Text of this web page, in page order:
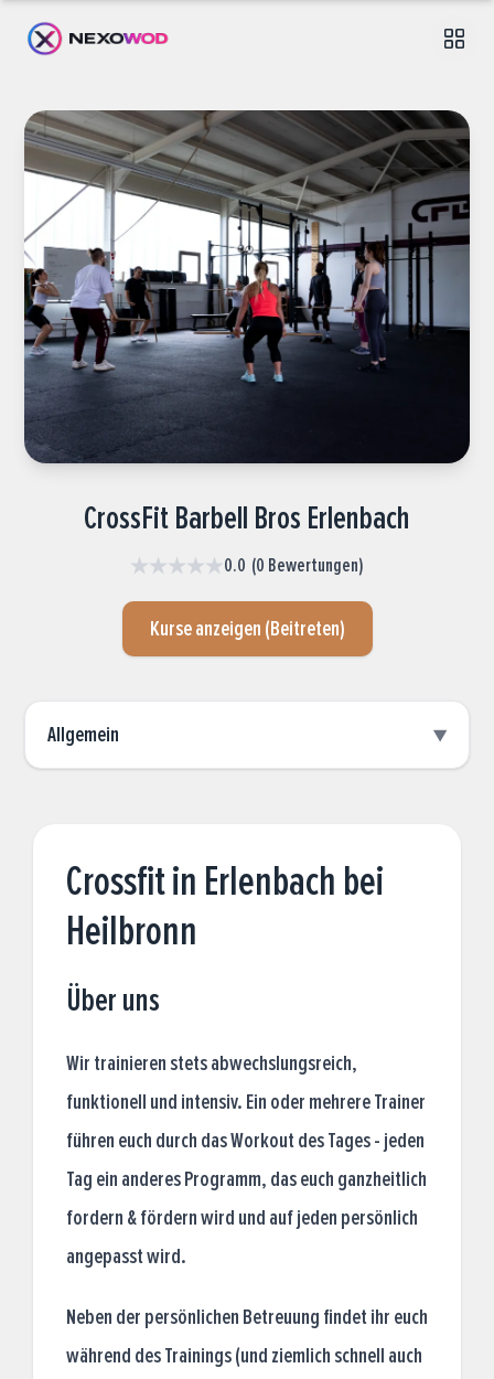
CrossFit Barbell Bros Erlenbach
★★★★★0.0 (0 Bewertungen)
Kurse anzeigen (Beitreten)
Allgemein ▼
Crossfit in Erlenbach bei
Heilbronn
Über uns
Wir trainieren stets abwechslungsreich,
funktionell und intensiv. Ein oder mehrere Trainer
führen euch durch das Workout des Tages - jeden
Tag ein anderes Programm, das euch ganzheitlich
fordern & fördern wird und auf jeden persönlich
angepasst wird.
Neben der persönlichen Betreuung findet ihr euch
während des Trainings (und ziemlich schnell auch